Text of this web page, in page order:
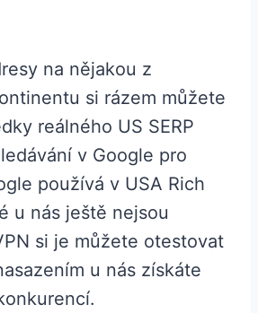
na nějakou z
si rázem můžete
reálného US SERP
v Google pro
používá v USA Rich
u nás ještě nejsou
si je můžete otestovat
u nás získáte